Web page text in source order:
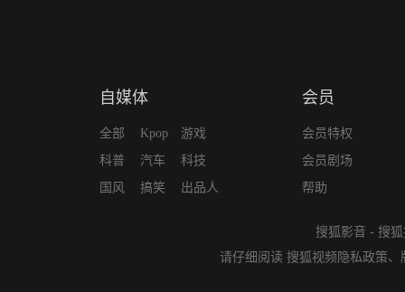
自媒体
全部
科普
国风
Kpop
汽车
搞笑
游戏
科技
出品人
会员
会员特权
会员剧场
帮助
搜狐影音 - 搜
请仔细阅读 搜狐视频隐私政策、